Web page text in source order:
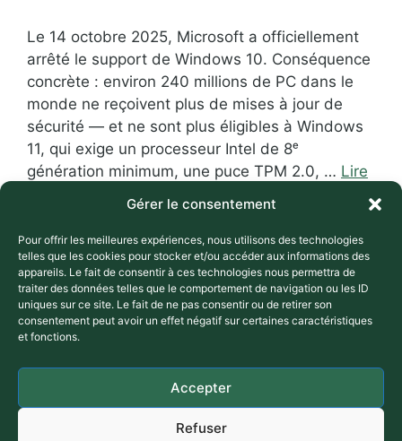
Gérer le consentement
Pour offrir les meilleures expériences, nous utilisons des technologies
telles que les cookies pour stocker et/ou accéder aux informations des
appareils. Le fait de consentir à ces technologies nous permettra de
traiter des données telles que le comportement de navigation ou les ID
uniques sur ce site. Le fait de ne pas consentir ou de retirer son
consentement peut avoir un effet négatif sur certaines caractéristiques
et fonctions.
Accepter
Refuser
Le 14 octobre 2025, Microsoft a officiellement
arrêté le support de Windows 10. Conséquence
concrète : environ 240 millions de PC dans le
monde ne reçoivent plus de mises à jour de
sécurité — et ne sont plus éligibles à Windows
11, qui exige un processeur Intel de 8ᵉ
génération minimum, une puce TPM 2.0, … Lire
Catégories
Consommation responsable
Étiquettes
ADEME , ANCT , consommation responsable ,
économies , linux , linux mint , logiciel libre ,
obsolescence programmée , open source ,
sobriété
numérique